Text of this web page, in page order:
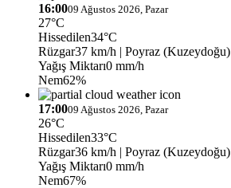
16:0009 Ağustos 2026, Pazar
27°C
Hissedilen34°C
Rüzgar37 km/h | Poyraz (Kuzeydoğu)
Yağış Miktarı0 mm/h
Nem62%
17:0009 Ağustos 2026, Pazar
26°C
Hissedilen33°C
Rüzgar36 km/h | Poyraz (Kuzeydoğu)
Yağış Miktarı0 mm/h
Nem67%